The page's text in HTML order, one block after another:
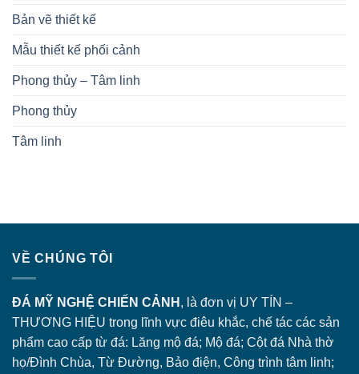
Bản vẽ thiết kế
Mẫu thiết kế phối cảnh
Phong thủy – Tâm linh
Phong thủy
Tâm linh
VỀ CHÚNG TÔI
ĐÁ MỸ NGHỆ CHIẾN CẢNH , là đơn vị UY TÍN –
THƯƠNG HIỆU trong lĩnh vực điêu khắc, chế tác các sản
phẩm cao cấp từ đá: Lăng mộ đá; Mộ đá; Cột đá Nhà thờ
họ/Đình Chùa, Từ Đường, Bảo điện, Công trình tâm linh;